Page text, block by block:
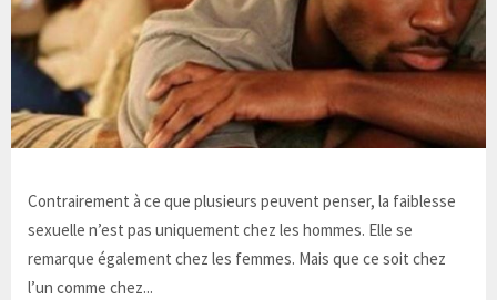
Contrairement à ce que plusieurs peuvent penser, la faiblesse
sexuelle n’est pas uniquement chez les hommes. Elle se
remarque également chez les femmes. Mais que ce soit chez
l’un comme chez...